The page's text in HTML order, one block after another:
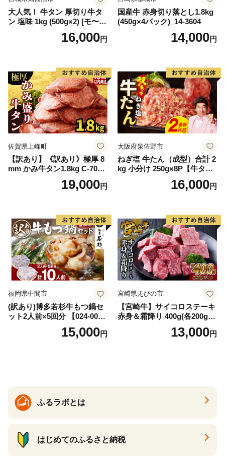
大人気！ 牛タン 厚切り牛タ
ン 塩味 1kg (500g×2) [モ〜ラ
ンド 宮城県 気仙沼市 205646
60] 肉 牛肉 精肉 牛たん 牛タ
厚切り タン
16,000円
国産牛 赤身切り落とし1.8kg
(450g×4パック)_14-3604
14,000円
佐賀県上峰町
【訳あり】《訳あり》極厚 8
mm かみ牛タン1.8kg C-709-
19,000円
大阪府泉佐野市
ねぎ塩 牛たん（成型）合計 2
kg 小分け 250g×8P【牛タン
牛肉 焼肉用 薄切り 訳あり サ
16,000円
福岡県中間市
(訳あり)博多若杉牛もつ鍋セ
ット2人前×5回分 【024-002
15,000円
宮崎県えびの市
【宮崎牛】サイコロステーキ
赤身＆霜降り 400g(各200g×
１P 計2P) 真空パック 冷凍
13,000円
ふるラボとは
はじめてのふるさと納税